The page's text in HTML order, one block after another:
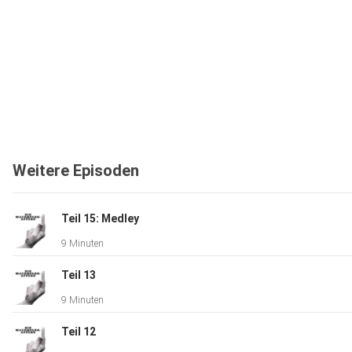
Weitere Episoden
Teil 15: Medley
9 Minuten
Teil 13
9 Minuten
Teil 12